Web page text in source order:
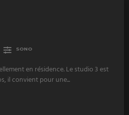
SONO
en résidence. Le studio 3 est
il convient pour une...